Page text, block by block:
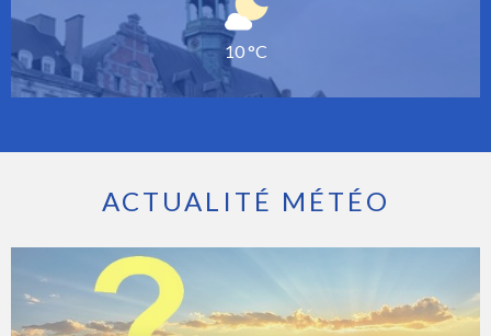
10 °C
ACTUALITÉ MÉTÉO